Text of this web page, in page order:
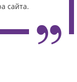
сайта.